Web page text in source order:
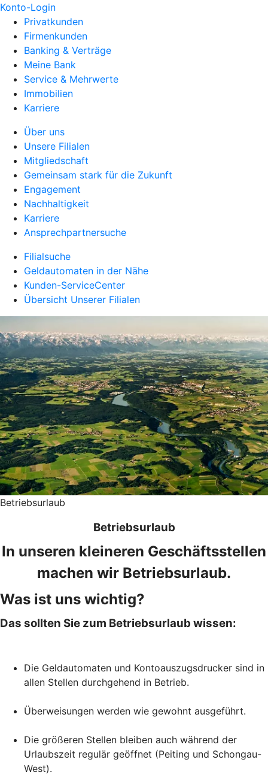
Konto-Login
Privatkunden
Firmenkunden
Banking & Verträge
Meine Bank
Service & Mehrwerte
Immobilien
Karriere
Über uns
Unsere Filialen
Mitgliedschaft
Gemeinsam stark für die Zukunft
Engagement
Nachhaltigkeit
Karriere
Ansprechpartnersuche
Filialsuche
Geldautomaten in der Nähe
Kunden-ServiceCenter
Übersicht Unserer Filialen
Betriebsurlaub
Betriebsurlaub
In unseren kleineren Geschäftsstellen
machen wir Betriebsurlaub.
Was ist uns wichtig?
Das sollten Sie zum Betriebsurlaub wissen:
Die Geldautomaten und Kontoauszugsdrucker sind in
allen Stellen durchgehend in Betrieb.
Überweisungen werden wie gewohnt ausgeführt.
Die größeren Stellen bleiben auch während der
Urlaubszeit regulär geöffnet (Peiting und Schongau-
West).